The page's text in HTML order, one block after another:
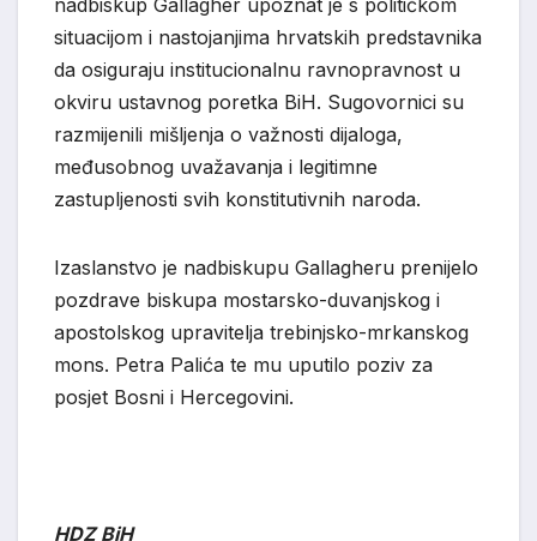
situacijom i nastojanjima hrvatskih predstavnika
da osiguraju institucionalnu ravnopravnost u
okviru ustavnog poretka BiH. Sugovornici su
razmijenili mišljenja o važnosti dijaloga,
međusobnog uvažavanja i legitimne
zastupljenosti svih konstitutivnih naroda.
Izaslanstvo je nadbiskupu Gallagheru prenijelo
pozdrave biskupa mostarsko-duvanjskog i
apostolskog upravitelja trebinjsko-mrkanskog
mons. Petra Palića te mu uputilo poziv za
posjet Bosni i Hercegovini.
HDZ BiH